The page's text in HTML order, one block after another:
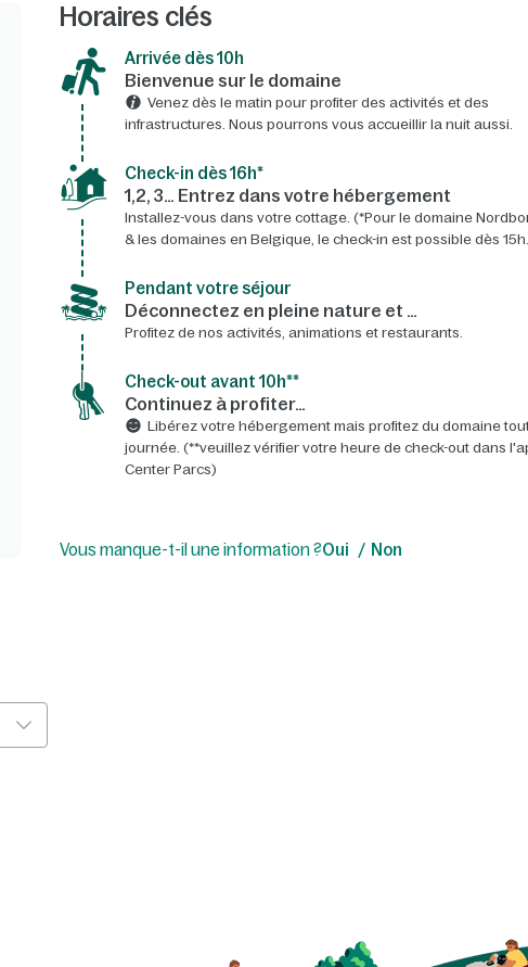
Horaires clés
Arrivée dès 10h​
Bienvenue sur le domaine​
Venez dès le matin pour profiter des activités et des
infrastructures. Nous pourrons vous accueillir la nuit aussi.
Check-in dès 16h*​
1,2, 3… Entrez dans votre hébergement
Installez-vous dans votre cottage. (*Pour le domaine
& les domaines en Belgique, le check-in est possible dès
Pendant votre séjour
Déconnectez en pleine nature et …
Profitez de nos activités, animations et restaurants.
Check-out avant 10h**
Continuez à profiter…
Libérez votre hébergement mais profitez du domaine
journée. (**veuillez vérifier votre heure de check-out dans
Center Parcs)
Vous manque-t-il une information ?Oui Non